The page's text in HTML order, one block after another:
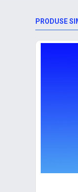
PRODUSE